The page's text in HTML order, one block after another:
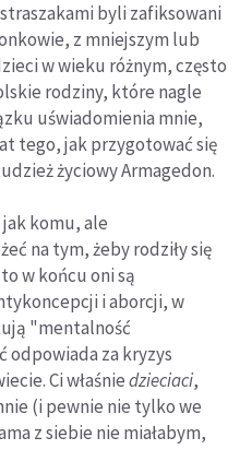
byli zafiksowani
z mniejszym lub
w wieku różnym, często
rodziny, które nagle
uświadomienia mnie,
tego, jak przygotować się
życiowy Armagedon.
komu, ale
na tym, żeby rodziły się
w końcu oni są
i aborcji, w
"mentalność
za kryzys
Ci właśniedzieciaci,
(i pewnie nie tylko we
z siebie nie miałabym,